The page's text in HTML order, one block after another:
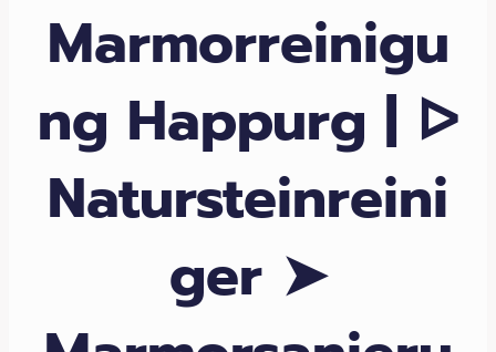
Marmorreinigu
ng Happurg | ᐅ
Natursteinreini
ger ➤